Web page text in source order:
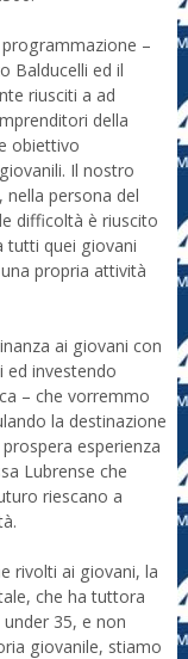
–
Balducelli ed il
riusciti a ad
della
obiettivo
Il nostro
persona del
difficoltà è riuscito
tutti quei giovani
propria attività
ai giovani con
ed investendo
– che vorremmo
la destinazione
esperienza
Lubrense che
riescano a
rivolti ai giovani, la
che ha tuttora
35, e non
giovanile, stiamo